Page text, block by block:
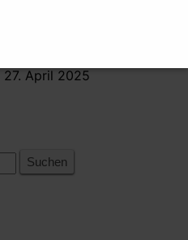
27. April 2025